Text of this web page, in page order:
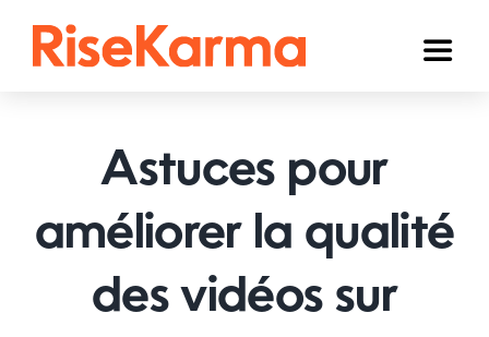
Toggle
TikTok
YouTube
Twitter (𝕏)
Astuces pour
améliorer la qualité
des vidéos sur